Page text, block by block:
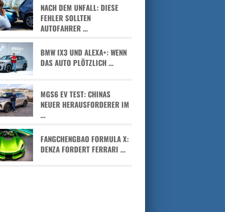
NACH DEM UNFALL: DIESE
FEHLER SOLLTEN
AUTOFAHRER …
BMW IX3 UND ALEXA+: WENN
DAS AUTO PLÖTZLICH …
MGS6 EV TEST: CHINAS
NEUER HERAUSFORDERER IM
…
FANGCHENGBAO FORMULA X:
DENZA FORDERT FERRARI …